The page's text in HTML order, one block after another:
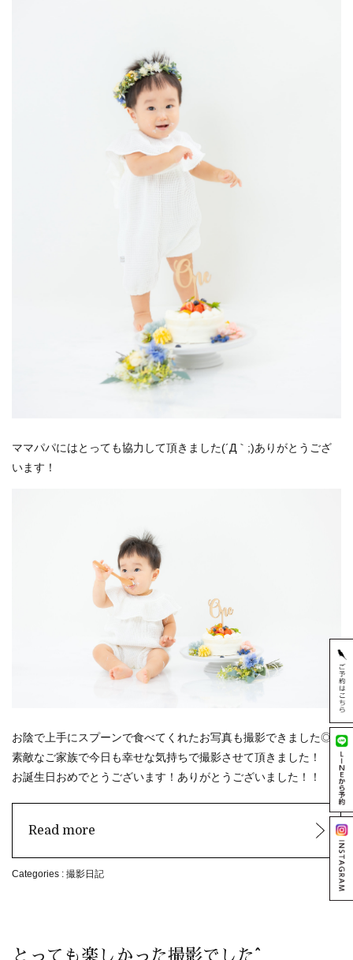
ママパパにはとっても協力して頂きました(´Д｀;)ありがとうござ
います！
お陰で上手にスプーンで食べてくれたお写真も撮影できました◎
素敵なご家族で今日も幸せな気持ちで撮影させて頂きました！
お誕生日おめでとうございます！ありがとうございました！！
Read more
Categories : 撮影日記
とっても楽しかった撮影でした^^